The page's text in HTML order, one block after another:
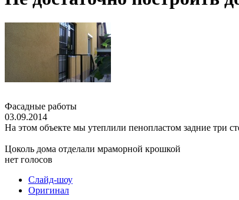
Фасадные работы
03.09.2014
На этом объекте мы утеплили пенопластом задние три
Цоколь дома отделали мраморной крошкой
нет голосов
Слайд-шоу
Оригинал